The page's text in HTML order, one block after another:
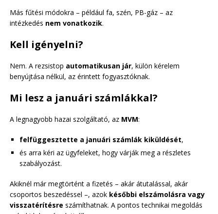
Más fűtési módokra – például fa, szén, PB-gáz – az
intézkedés nem vonatkozik.
Kell igényelni?
Nem. A rezsistop automatikusan jár, külön kérelem
benyújtása nélkül, az érintett fogyasztóknak.
Mi lesz a januári számlákkal?
A legnagyobb hazai szolgáltató, az MVM:
felfüggesztette a januári számlák kiküldését,
és arra kéri az ügyfeleket, hogy várják meg a részletes
szabályozást.
Akiknél már megtörtént a fizetés – akár átutalással, akár
csoportos beszedéssel –, azok későbbi elszámolásra vagy
visszatérítésre számíthatnak. A pontos technikai megoldás